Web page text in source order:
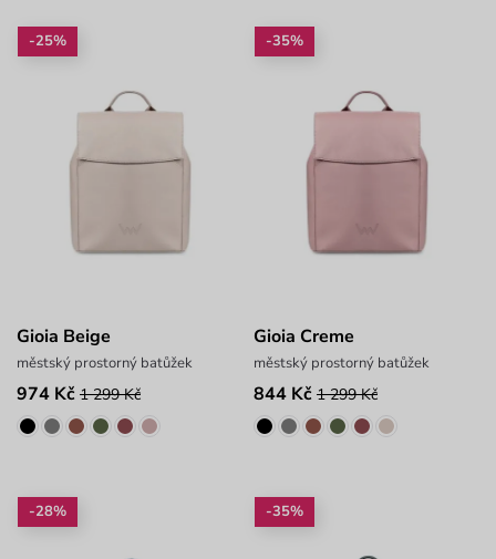
-25%
Gioia Beige
městský prostorný batůžek
974 Kč 1 299 Kč
-35%
Gioia Creme
městský prostorný batůžek
844 Kč 1 299 Kč
-28% -35%